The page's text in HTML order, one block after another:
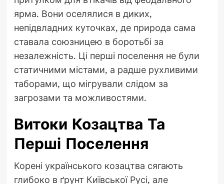
ярма. Вони оселялися в диких,
непідвладних куточках, де природа сама
ставала союзницею в боротьбі за
незалежність. Ці перші поселення не були
статичними містами, а радше рухливими
таборами, що мігрували слідом за
загрозами та можливостями.
Витоки Козацтва Та
Перші Поселення
Корені українського козацтва сягають
глибоко в ґрунт Київської Русі, але